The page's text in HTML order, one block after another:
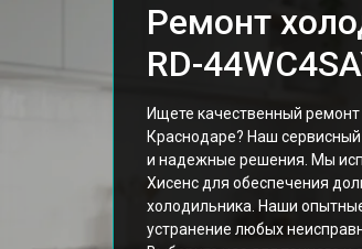
Ремонт
RD-
Ищете качественный ремонт
Краснодаре? Наш
и надежные решения. Мы
Хисенс для обеспечения
холодильника. Наши
устранение любых